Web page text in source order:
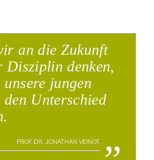
an die Zukunft
Disziplin denken,
unsere jungen
den Unterschied
PROF. DR. JONATHAN VEINOT „